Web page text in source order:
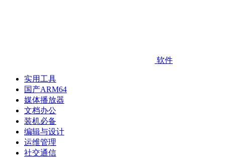
软件
实用工具
国产ARM64
媒体播放器
文档办公
装机必备
编辑与设计
运维管理
社交通信